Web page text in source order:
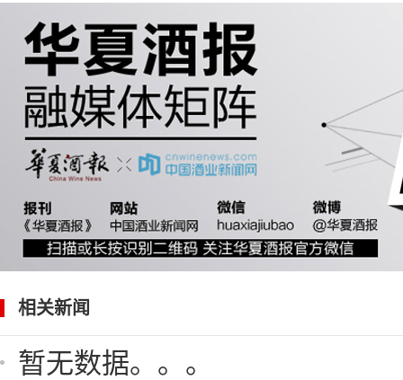
相关新闻
暂无数据。。。